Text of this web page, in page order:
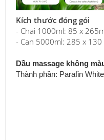
Kích thước đóng gói
- Chai 1000ml: 85 x
- Can 5000ml: 285 x
Dầu massage không
Thành phần: Parafin